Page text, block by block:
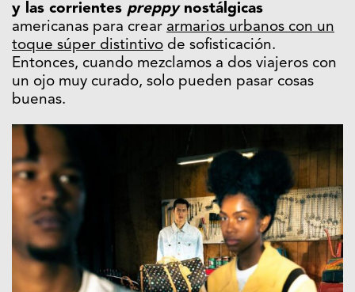
y las corrientes preppynostálgicas
americanas para crear armarios urbanos con un
toque súper distintivo de sofisticación.
Entonces, cuando mezclamos a dos viajeros con
un ojo muy curado, solo pueden pasar cosas
buenas.